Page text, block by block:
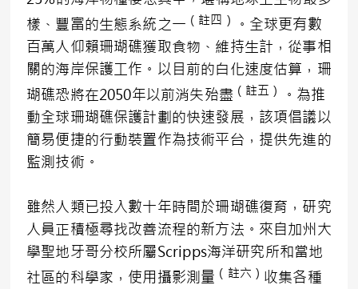
樣、豐富的生態系統之一 （註四）
。全球更有數
百萬人仰賴珊瑚礁獲取食物、維持生計，從事相
關的海岸保護工作。以目前的白化速度估算，珊
瑚礁恐將在2050年以前消失殆盡 （註五）
。為推
動全球珊瑚礁保護計劃的快速發展，該項倡議以
簡易便捷的行動裝置作為技術平台，提供先進的
監測技術。
雖然人類已投入數十年時間於珊瑚礁復育，研究
人員正積極尋找改善流程的新方法。來自加州大
學聖地牙哥分校所屬Scripps海洋研究所和當地
社區的科學家，使用攝影測量 （註六） 收集各種